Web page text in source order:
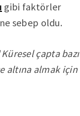
gibi faktörler
sebep oldu.
Küresel çapta bazı
altına almak için